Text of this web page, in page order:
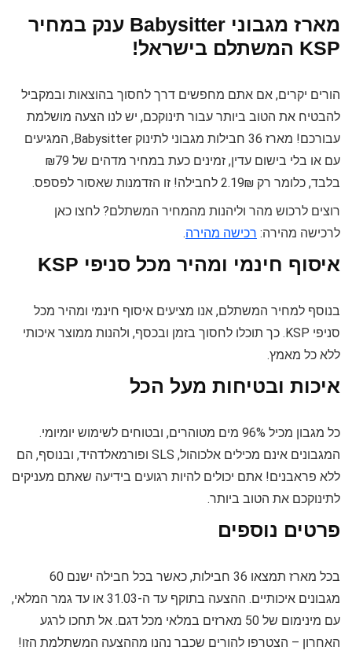
מארז מגבוני Babysitter ענק במחיר
KSP המשתלם בישראל!
הורים יקרים, אם אתם מחפשים דרך לחסוך בהוצאות ובמקביל
להבטיח את הטוב ביותר עבור תינוקכם, יש לנו הצעה מושלמת
עבורכם! מארז 36 חבילות מגבוני לתינוק Babysitter, המגיעים
עם או בלי בישום עדין, זמינים כעת במחיר מדהים של ₪79
בלבד, כלומר רק 2.19₪ לחבילה! זו הזדמנות שאסור לפספס.
רוצים לרכוש מהר וליהנות מהמחיר המשתלם? לחצו כאן
לרכישה מהירה: רכישה מהירה.
איסוף חינמי ומהיר מכל סניפי KSP
בנוסף למחיר המשתלם, אנו מציעים איסוף חינמי ומהיר מכל
סניפי KSP. כך תוכלו לחסוך בזמן ובכסף, ולהנות ממוצר איכותי
ללא כל מאמץ.
איכות ובטיחות מעל הכל
כל מגבון מכיל 96% מים מטוהרים, ובטוחים לשימוש יומיומי.
המגבונים אינם מכילים אלכוהול, SLS ופורמאלדהיד, ובנוסף, הם
ללא פראבנים! אתם יכולים להיות רגועים בידיעה שאתם מעניקים
לתינוקכם את הטוב ביותר.
פרטים נוספים
בכל מארז תמצאו 36 חבילות, כאשר בכל חבילה ישנם 60
מגבונים איכותיים. ההצעה בתוקף עד ה-31.03 או עד גמר המלאי,
עם מינימום של 50 מארזים במלאי מכל דגם. אל תחכו לרגע
האחרון – הצטרפו להורים שכבר נהנו מההצעה המשתלמת הזו!